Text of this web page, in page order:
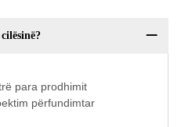
para prodhimit
përfundimtar